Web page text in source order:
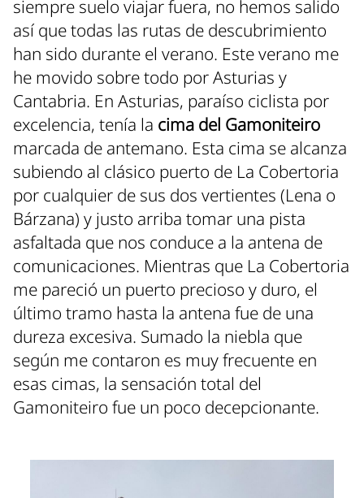
siempre suelo viajar fuera, no hemos salido
así que todas las rutas de descubrimiento
han sido durante el verano. Este verano me
he movido sobre todo por Asturias y
Cantabria. En Asturias, paraíso ciclista por
excelencia, tenía la cima del Gamoniteiro
marcada de antemano. Esta cima se alcanza
subiendo al clásico puerto de La Cobertoria
por cualquier de sus dos vertientes (Lena o
Bárzana) y justo arriba tomar una pista
asfaltada que nos conduce a la antena de
comunicaciones. Mientras que La Cobertoria
me pareció un puerto precioso y duro, el
último tramo hasta la antena fue de una
dureza excesiva. Sumado la niebla que
según me contaron es muy frecuente en
esas cimas, la sensación total del
Gamoniteiro fue un poco decepcionante.